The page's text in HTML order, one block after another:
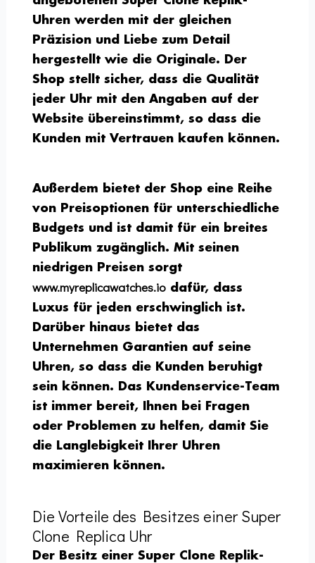
Uhren werden mit der gleichen
Präzision und Liebe zum Detail
hergestellt wie die Originale. Der
Shop stellt sicher, dass die Qualität
jeder Uhr mit den Angaben auf der
Website übereinstimmt, so dass die
Kunden mit Vertrauen kaufen können.
Außerdem bietet der Shop eine Reihe
von Preisoptionen für unterschiedliche
Budgets und ist damit für ein breites
Publikum zugänglich. Mit seinen
niedrigen Preisen sorgt
www.myreplicawatches.io dafür, dass
Luxus für jeden erschwinglich ist.
Darüber hinaus bietet das
Unternehmen Garantien auf seine
Uhren, so dass die Kunden beruhigt
sein können. Das Kundenservice-Team
ist immer bereit, Ihnen bei Fragen
oder Problemen zu helfen, damit Sie
die Langlebigkeit Ihrer Uhren
maximieren können.
Die Vorteile des Besitzes einer Super
Clone Replica Uhr
Der Besitz einer Super Clone Replik-